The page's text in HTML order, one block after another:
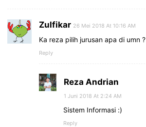
Zulfikar 26 Mei 2018 At 10:16 AM
Ka reza pilih jurusan apa di umn ?
Reply
Reza Andrian
1 Juni 2018 At 2:24 AM
Sistem Informasi :)
Reply